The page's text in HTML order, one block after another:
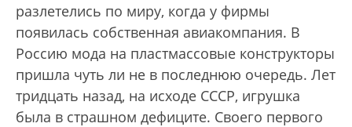
разлетелись по миру, когда у фирмы
появилась собственная авиакомпания. В
Россию мода на пластмассовые конструкторы
пришла чуть ли не в последнюю очередь. Лет
тридцать назад, на исходе СССР, игрушка
была в страшном дефиците. Своего первого